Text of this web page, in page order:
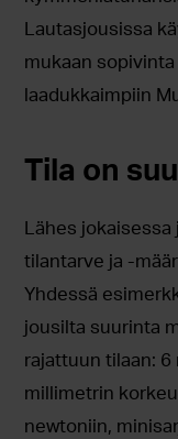
Lautasjousissa
mukaan
laadukkaimpiin
Tila on
Lähes
tilantarve ja -
Yhdessä
jousilta suurinta
rajattuun tilaan:
millimetrin
newtoniin,